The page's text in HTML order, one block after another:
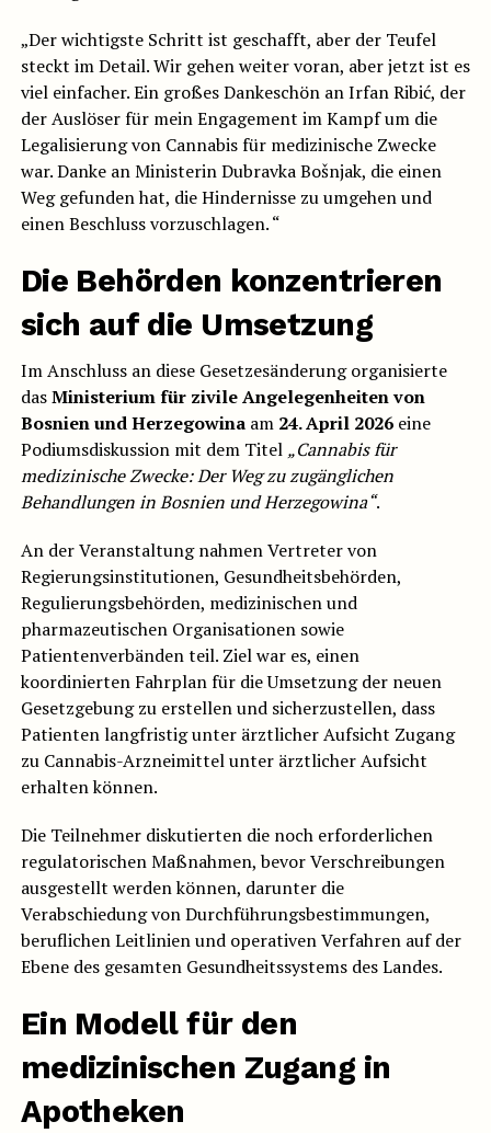
„Der wichtigste Schritt ist geschafft, aber der Teufel
steckt im Detail. Wir gehen weiter voran, aber jetzt ist es
viel einfacher. Ein großes Dankeschön an Irfan Ribić, der
der Auslöser für mein Engagement im Kampf um die
Legalisierung von Cannabis für medizinische Zwecke
war. Danke an Ministerin Dubravka Bošnjak, die einen
Weg gefunden hat, die Hindernisse zu umgehen und
einen Beschluss vorzuschlagen. “
Die Behörden konzentrieren
sich auf die Umsetzung
Im Anschluss an diese Gesetzesänderung organisierte
dasMinisterium für zivile Angelegenheiten von
Bosnien und Herzegowinaam 24. April 2026eine
Podiumsdiskussion mit dem Titel „Cannabis für
medizinische Zwecke: Der Weg zu zugänglichen
Behandlungen in Bosnien und Herzegowina“.
An der Veranstaltung nahmen Vertreter von
Regierungsinstitutionen, Gesundheitsbehörden,
Regulierungsbehörden, medizinischen und
pharmazeutischen Organisationen sowie
Patientenverbänden teil. Ziel war es, einen
koordinierten Fahrplan für die Umsetzung der neuen
Gesetzgebung zu erstellen und sicherzustellen, dass
Patienten langfristig unter ärztlicher Aufsicht Zugang
zu Cannabis-Arzneimittel unter ärztlicher Aufsicht
erhalten können.
Die Teilnehmer diskutierten die noch erforderlichen
regulatorischen Maßnahmen, bevor Verschreibungen
ausgestellt werden können, darunter die
Verabschiedung von Durchführungsbestimmungen,
beruflichen Leitlinien und operativen Verfahren auf der
Ebene des gesamten Gesundheitssystems des Landes.
Ein Modell für den
medizinischen Zugang in
Apotheken